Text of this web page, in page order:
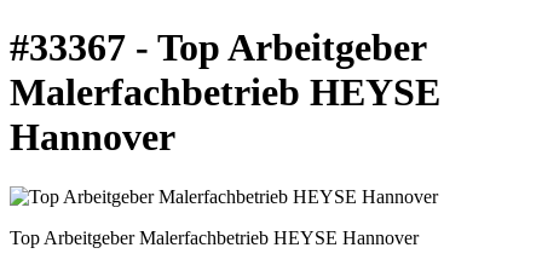
#33367 - Top Arbeitgeber
Malerfachbetrieb HEYSE
Hannover
Top Arbeitgeber Malerfachbetrieb HEYSE Hannover